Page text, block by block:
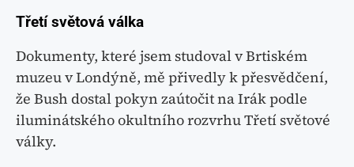
Třetí světová válka
Dokumenty, které jsem studoval v Brtiském
muzeu v Londýně, mě přivedly k přesvědčení,
že Bush dostal pokyn zaútočit na Irák podle
iluminátského okultního rozvrhu Třetí světové
války.